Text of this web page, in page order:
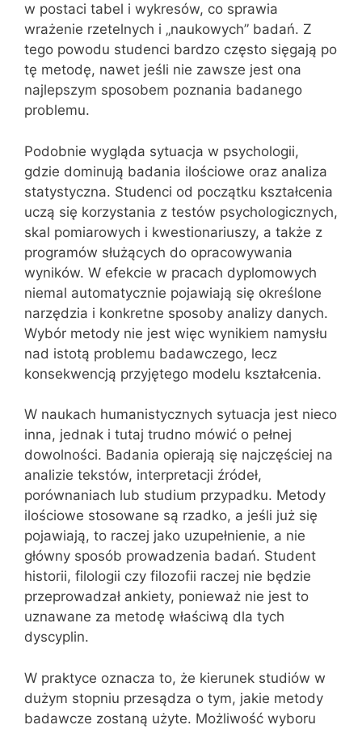
w postaci tabel i wykresów, co sprawia
wrażenie rzetelnych i „naukowych” badań. Z
tego powodu studenci bardzo często sięgają po
tę metodę, nawet jeśli nie zawsze jest ona
najlepszym sposobem poznania badanego
problemu.
Podobnie wygląda sytuacja w psychologii,
gdzie dominują badania ilościowe oraz analiza
statystyczna. Studenci od początku kształcenia
uczą się korzystania z testów psychologicznych,
skal pomiarowych i kwestionariuszy, a także z
programów służących do opracowywania
wyników. W efekcie w pracach dyplomowych
niemal automatycznie pojawiają się określone
narzędzia i konkretne sposoby analizy danych.
Wybór metody nie jest więc wynikiem namysłu
nad istotą problemu badawczego, lecz
konsekwencją przyjętego modelu kształcenia.
W naukach humanistycznych sytuacja jest nieco
inna, jednak i tutaj trudno mówić o pełnej
dowolności. Badania opierają się najczęściej na
analizie tekstów, interpretacji źródeł,
porównaniach lub studium przypadku. Metody
ilościowe stosowane są rzadko, a jeśli już się
pojawiają, to raczej jako uzupełnienie, a nie
główny sposób prowadzenia badań. Student
historii, filologii czy filozofii raczej nie będzie
przeprowadzał ankiety, ponieważ nie jest to
uznawane za metodę właściwą dla tych
dyscyplin.
W praktyce oznacza to, że kierunek studiów w
dużym stopniu przesądza o tym, jakie metody
badawcze zostaną użyte. Możliwość wyboru